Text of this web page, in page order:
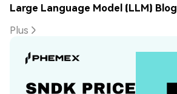
Large Language Model (LLM) Blog
Plus